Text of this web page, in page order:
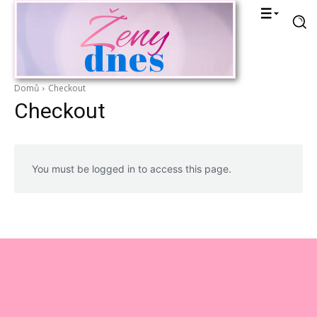
Ženy
dnes
Domů Checkout
Checkout
You must be logged in to access this page.